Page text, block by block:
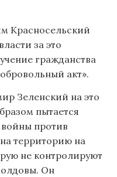
Красносельский
за это
гражданства
акт».
Зеленский на это
пытается
против
территорию на
не контролируют
Он